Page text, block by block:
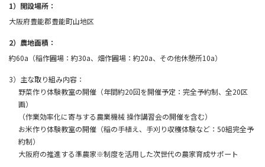
1）開設場所：
大阪府豊能郡豊能町山地区
2）農地面積：
約60a（稲作圃場：約30a、畑作圃場：約20a、その他休憩所10a）
3）主な取り組み内容：
野菜作り体験教室の開催（年間約20回を開催予定：完全予約制、全20区
画）
（作業効率化に寄与する農業機械 操作講習会の開催を含む）
お米作り体験教室の開催（稲の手植え、手刈り収穫体験など：50組完全予
約制）
大阪府の推進する準農家※制度を活用した次世代の農家育成サポート